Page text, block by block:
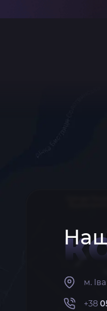
м.
+38